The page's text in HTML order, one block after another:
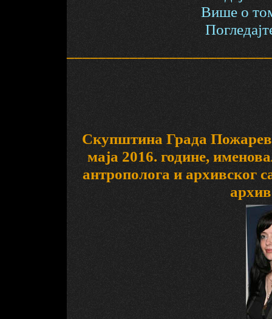
Више о
Скупштина Града
маја 2016. године,
антрополога и архивског